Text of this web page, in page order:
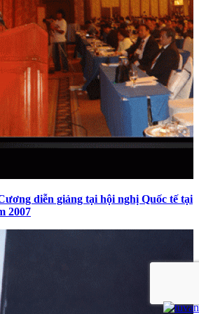
diễn giảng tại hội nghị Quốc tế tại
2007